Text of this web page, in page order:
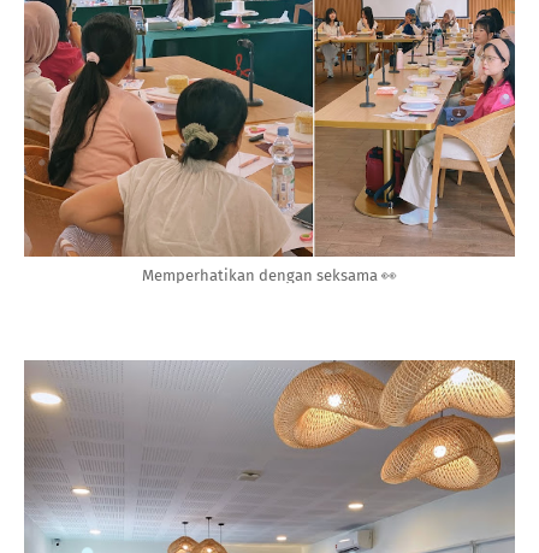
Memperhatikan dengan seksama 👀